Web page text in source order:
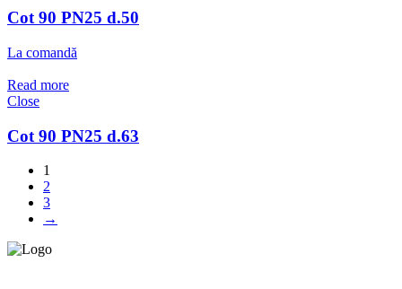
Cot 90 PN25 d.50
La comandă
Read more
Close
Cot 90 PN25 d.63
1
2
3
→